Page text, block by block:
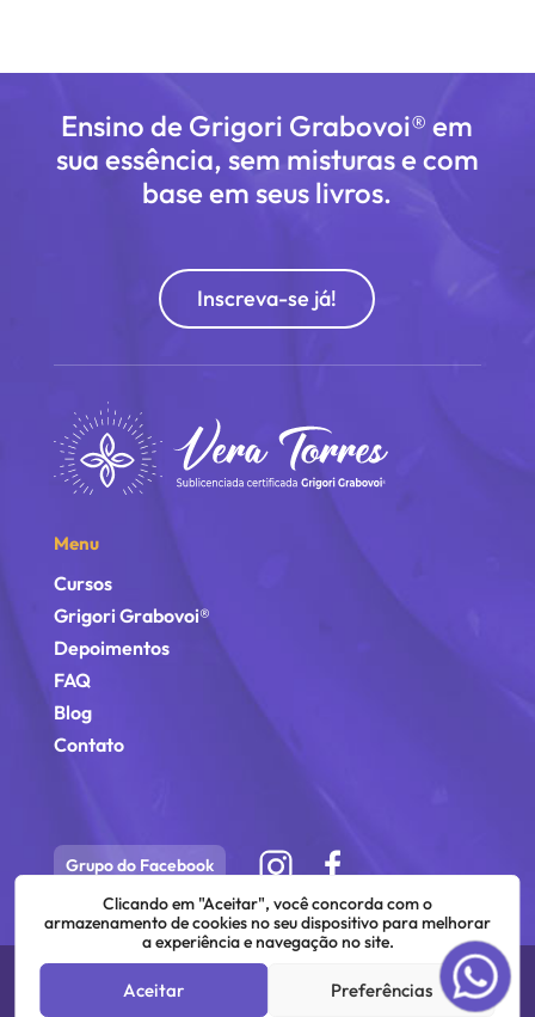
Clicando em "Aceitar", você concorda com o
armazenamento de cookies no seu dispositivo para melhorar
a experiência e navegação no site.
Aceitar Preferências
Ensino de Grigori Grabovoi® em
sua essência, sem misturas e com
base em seus livros.
Inscreva-se já!
Menu
Cursos
Grigori Grabovoi®
Depoimentos
FAQ
Blog
Contato
Grupo do Facebook
Vera Torres | Todos os direitos estão reservados.